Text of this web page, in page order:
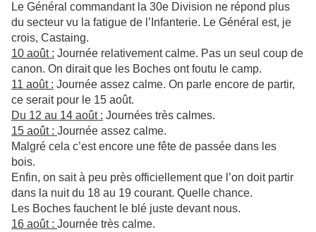
Le Général commandant la 30e Division ne répond plus
du secteur vu la fatigue de l’Infanterie. Le Général est, je
crois, Castaing.
10 août : Journée relativement calme. Pas un seul coup de
canon. On dirait que les Boches ont foutu le camp.
11 août : Journée assez calme. On parle encore de partir,
ce serait pour le 15 août.
Du 12 au 14 août : Journées très calmes.
15 août : Journée assez calme.
Malgré cela c’est encore une fête de passée dans les
bois.
Enfin, on sait à peu près officiellement que l’on doit partir
dans la nuit du 18 au 19 courant. Quelle chance.
Les Boches fauchent le blé juste devant nous.
16 août : Journée très calme.